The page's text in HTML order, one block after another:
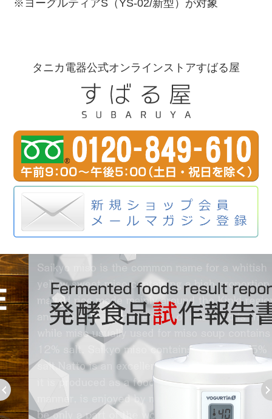
※ヨーグルティアS（YS-02/新型）が対象
タニカ電器公式オンラインストアすばる屋